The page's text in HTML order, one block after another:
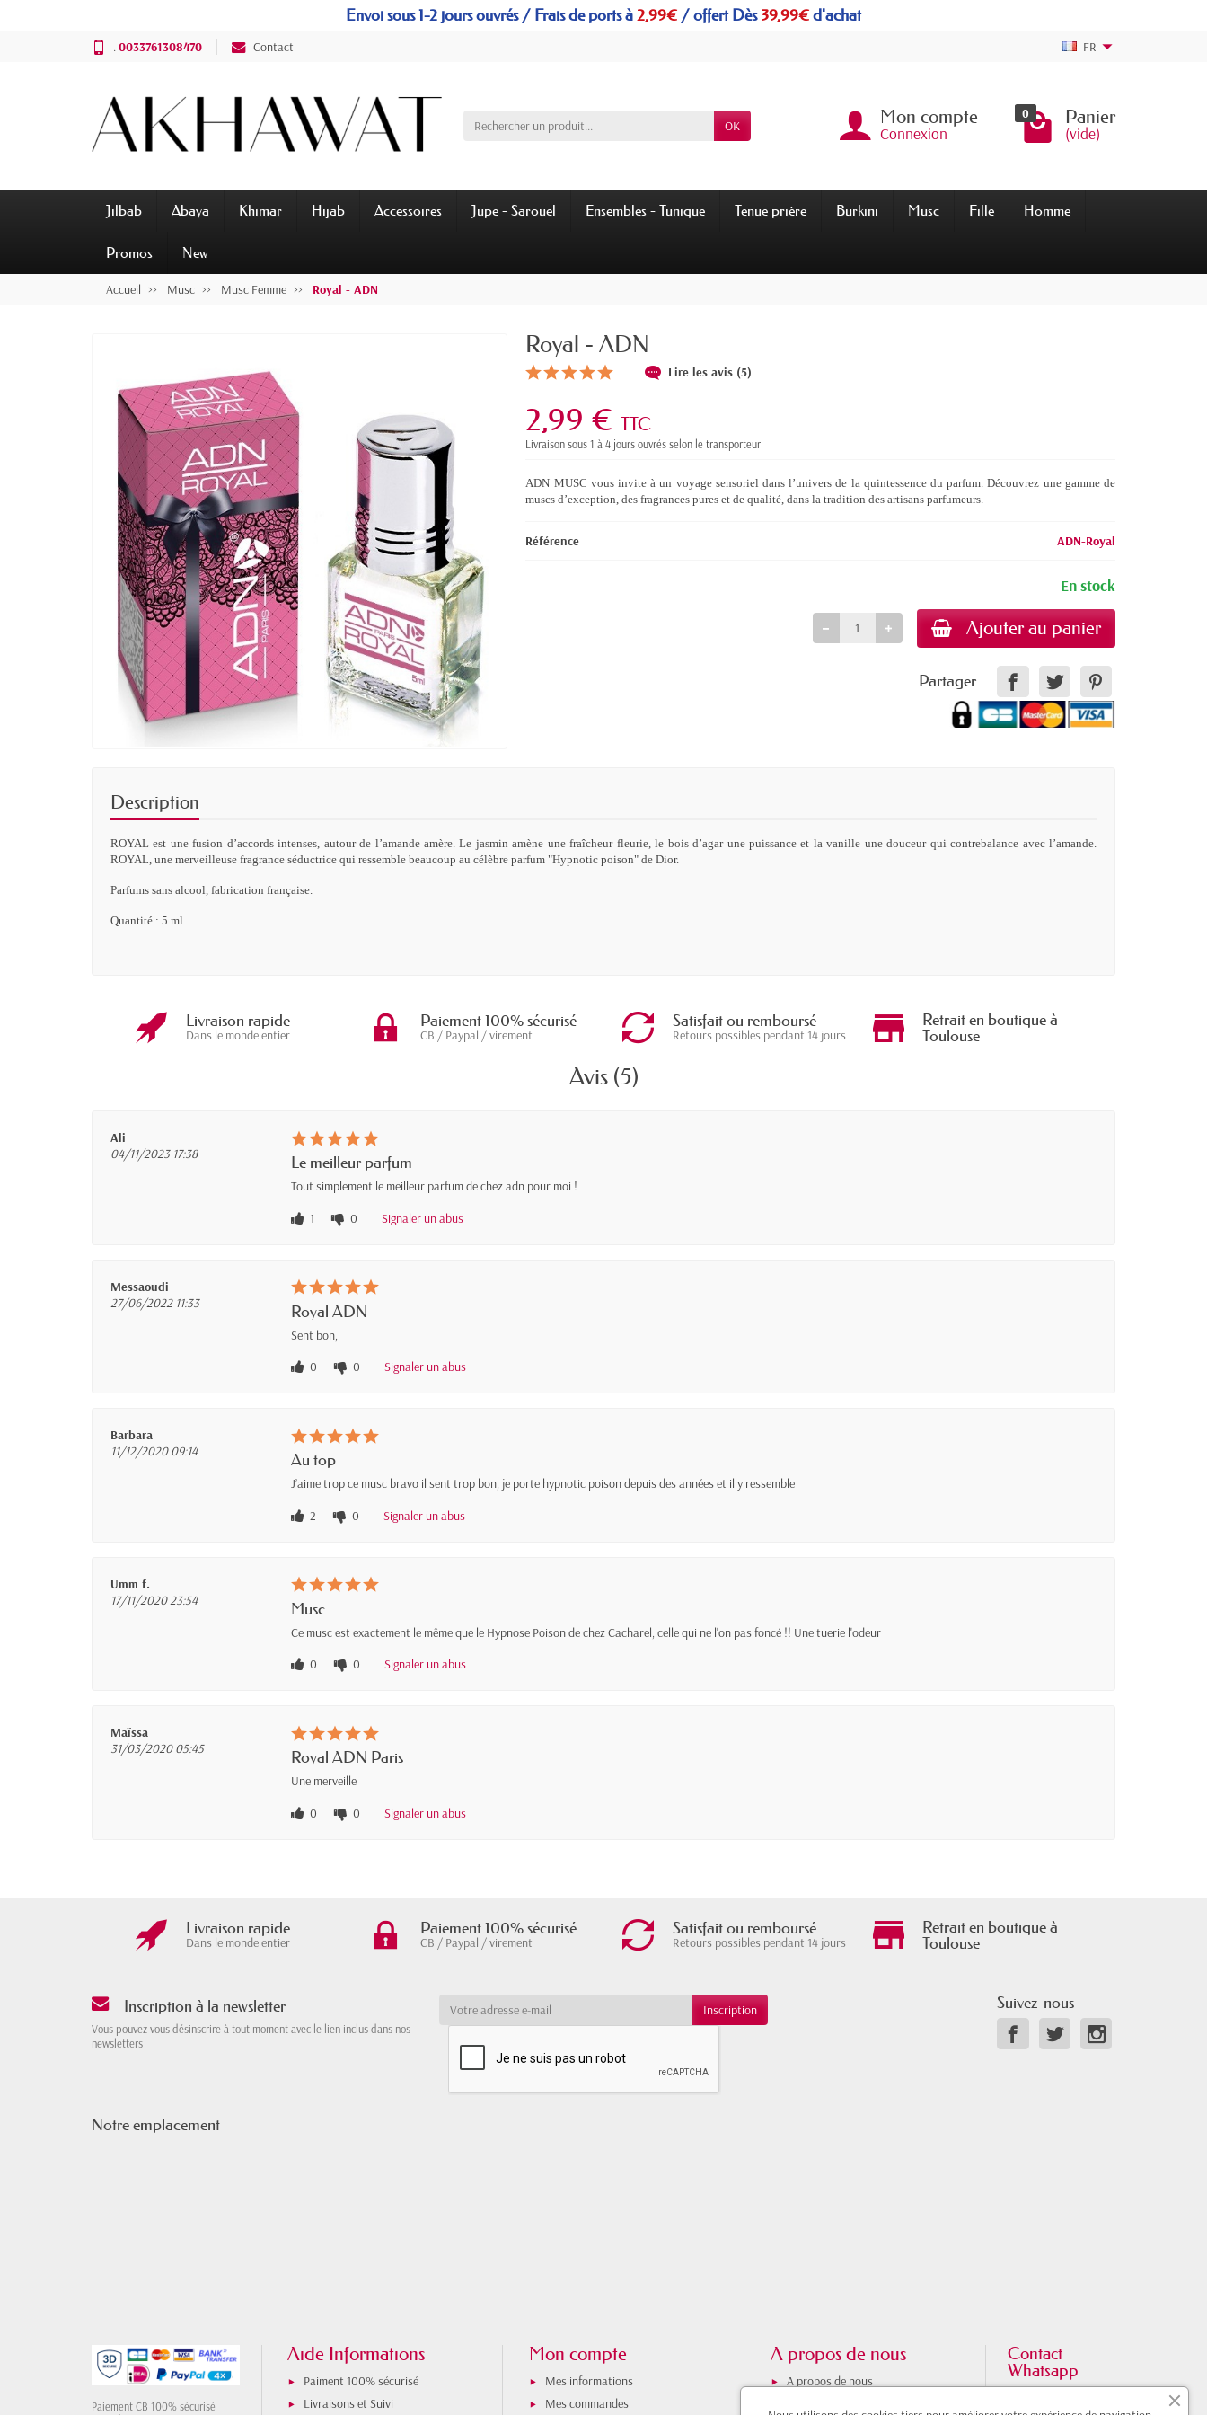
Envoi sous 1-2 jours ouvrés / Frais de ports à2,99€ /offert Dès39,99€d'achat
. 0033761308470 Contact FR
OK Mon compte
Connexion
0 Panier
(vide)
Jilbab Abaya Khimar Hijab Accessoires Jupe - Sarouel Ensembles - Tunique Tenue prière Burkini Musc Fille Homme
Promos New
Accueil Musc Musc Femme Royal - ADN
Royal - ADN
Lire les avis (5)
2,99 €TTC
Livraison sous 1 à 4 jours ouvrés selon le transporteur
ADN MUSC vous invite à un voyage sensoriel dans l’univers de la quintessence du parfum. Découvrez une gamme de
muscs d’exception, des fragrances pures et de qualité, dans la tradition des artisans parfumeurs.
Référence ADN-Royal
En stock
Ajouter au panier
Partager
Description
ROYAL est une fusion d’accords intenses, autour de l’amande amère. Le jasmin amène une fraîcheur fleurie, le bois d’agar une puissance et la vanille une douceur qui contrebalance avec l’amande.
ROYAL, une merveilleuse fragrance séductrice qui ressemble beaucoup au célèbre parfum "Hypnotic poison" de Dior.
Parfums sans alcool, fabrication française.
Quantité : 5 ml
Livraison rapide
Dans le monde entier
Paiement 100% sécurisé
CB / Paypal / virement
Satisfait ou remboursé
Retours possibles pendant 14 jours
Retrait en boutique à
Toulouse
Avis (5)
Ali
04/11/2023 17:38
Le meilleur parfum
Tout simplement le meilleur parfum de chez adn pour moi !
1
0 Signaler un abus
Messaoudi
27/06/2022 11:33
Royal ADN
Sent bon,
0
0 Signaler un abus
Barbara
11/12/2020 09:14
Au top
J’aime trop ce musc bravo il sent trop bon, je porte hypnotic poison depuis des années et il y ressemble
2
0 Signaler un abus
Umm f.
17/11/2020 23:54
Musc
Ce musc est exactement le même que le Hypnose Poison de chez Cacharel, celle qui ne l'on pas foncé !! Une tuerie l'odeur
0
0 Signaler un abus
Maïssa
31/03/2020 05:45
Royal ADN Paris
Une merveille
0
0 Signaler un abus
Livraison rapide
Dans le monde entier
Paiement 100% sécurisé
CB / Paypal / virement
Satisfait ou remboursé
Retours possibles pendant 14 jours
Retrait en boutique à
Toulouse
Inscription à la newsletter
Vous pouvez vous désinscrire à tout moment avec le lien inclus dans nos
newsletters
Suivez-nous
Notre emplacement
Paiement CB 100% sécurisé
Aide Informations
Paiment 100% sécurisé
Livraisons et Suivi
Mon compte
Mes informations
Mes commandes
A propos de nous
A propos de nous
Contact
Whatsapp